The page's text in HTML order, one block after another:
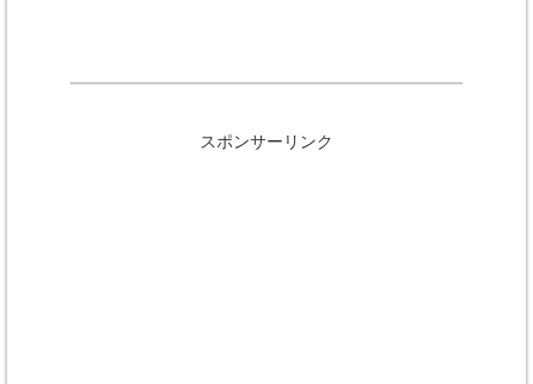
スポンサーリンク